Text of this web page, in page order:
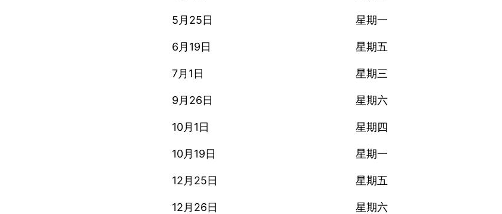
5月25日 星期一
6月19日 星期五
7月1日 星期三
9月26日 星期六
10月1日 星期四
10月19日 星期一
12月25日 星期五
12月26日 星期六